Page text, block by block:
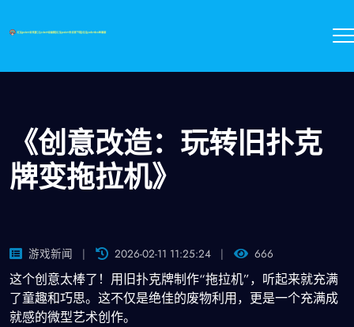
《创意改造：玩转旧扑克
牌变拖拉机》
游戏新闻 2026-02-11 11:25:24 666
这个创意太棒了！用旧扑克牌制作“拖拉机”，听起来就充满
了童趣和巧思。这不仅是绝佳的废物利用，更是一个充满成
就感的微型艺术创作。